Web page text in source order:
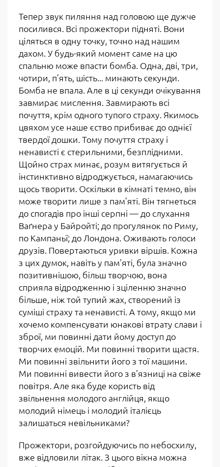
Тепер звук пиляння над головою ще дужче
посилився. Всі прожектори підняті. Вони
ціляться в одну точку, точно над нашим
дахом. У будь-який момент саме на цю
спальню може впасти бомба. Одна, дві, три,
чотири, п’ять, шість... минають секунди.
Бомба не впала. Але в ці секунди очікування
завмирає мислення. Завмирають всі
почуття, крім одного тупого страху. Якимось
цвяхом усе наше єство прибиває до однієї
твердої дошки. Тому почуття страху і
ненависті є стерильними, безплідними.
Щойно страх минає, розум витягується й
інстинктивно відроджується, намагаючись
щось творити. Оскільки в кімнаті темно, він
може творити лише з пам’яті. Він тягнеться
до спогадів про інші серпні — до слухання
Ваґнера у Байройті; до прогулянок по Риму,
по Кампаньї; до Лондона. Оживають голоси
друзів. Повертаються уривки віршів. Кожна
з цих думок, навіть у пам’яті, була значно
позитивнішою, більш творчою, вона
сприяла відродженню і зціленню значно
більше, ніж той тупий жах, створений із
суміші страху та ненависті. А тому, якщо ми
хочемо компенсувати юнакові втрату слави і
зброї, ми повинні дати йому доступ до
творчих емоцій. Ми повинні творити щастя.
Ми повинні звільнити його з тої машини.
Ми повинні вивести його з в’язниці на свіже
повітря. Але яка буде користь від
звільнення молодого англійця, якщо
молодий німець і молодий італієць
залишаться невільниками?
Прожектори, розгойдуючись по небосхилу,
вже відловили літак. З цього вікна можна